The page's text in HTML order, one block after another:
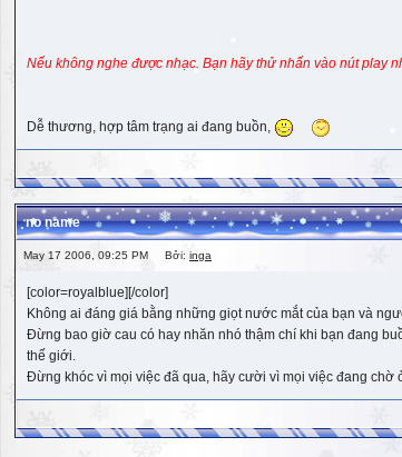
Nếu không nghe được nhạc, Bạn hãy thử nhấn vào nút play
Dễ thương, hợp tâm trạng ai đang buồn,
no name
May 17 2006, 09:25 PM Bởi: inga
[color=royalblue][/color]
Không ai đáng giá bằng những giọt nước mắt của bạn và
Đừng bao giờ cau có hay nhăn nhó thậm chí khi bạn đang
thế giới.
Đừng khóc vì mọi việc đã qua, hãy cười vì mọi việc đang chờ